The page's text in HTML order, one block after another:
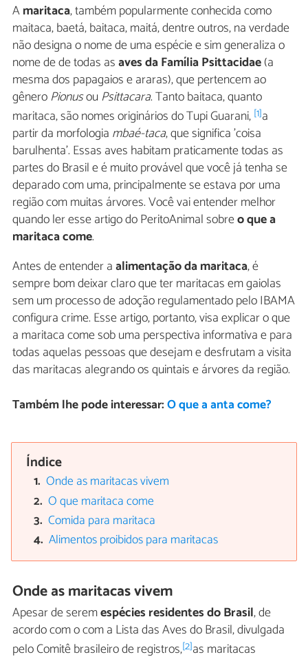
Amaritaca, também popularmente conhecida como
maitaca, baetá, baitaca, maitá, dentre outros, na verdade
não designa o nome de uma espécie e sim generaliza o
nome de de todas asaves da Família Psittacidae(a
mesma dos papagaios e araras), que pertencem ao
gêneroPionusouPsittacara. Tanto baitaca, quanto
maritaca, são nomes originários do Tupi Guarani, [1]a
partir da morfologia mbaé-taca, que significa 'coisa
barulhenta'. Essas aves habitam praticamente todas as
partes do Brasil e é muito provável que você já tenha se
deparado com uma, principalmente se estava por uma
região com muitas árvores. Você vai entender melhor
quando ler esse artigo do PeritoAnimal sobreo que a
maritaca come.
Antes de entender aalimentação da maritaca, é
sempre bom deixar claro que ter maritacas em gaiolas
sem um processo de adoção regulamentado pelo IBAMA
configura crime. Esse artigo, portanto, visa explicar o que
a maritaca come sob uma perspectiva informativa e para
todas aquelas pessoas que desejam e desfrutam a visita
das maritacas alegrando os quintais e árvores da região.
Também lhe pode interessar:O que a anta come?
Índice
Onde as maritacas vivem
O que maritaca come
Comida para maritaca
Alimentos proibidos para maritacas
Onde as maritacas vivem
Apesar de seremespécies residentes do Brasil, de
acordo com o com a Lista das Aves do Brasil, divulgada
pelo Comitê brasileiro de registros,[2]as maritacas